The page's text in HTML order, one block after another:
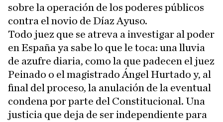
sobre la operación de los poderes públicos
contra el novio de Díaz Ayuso.
Todo juez que se atreva a investigar al poder
en España ya sabe lo que le toca: una lluvia
de azufre diaria, como la que padecen el juez
Peinado o el magistrado Ángel Hurtado y, al
final del proceso, la anulación de la eventual
condena por parte del Constitucional. Una
justicia que deja de ser independiente para